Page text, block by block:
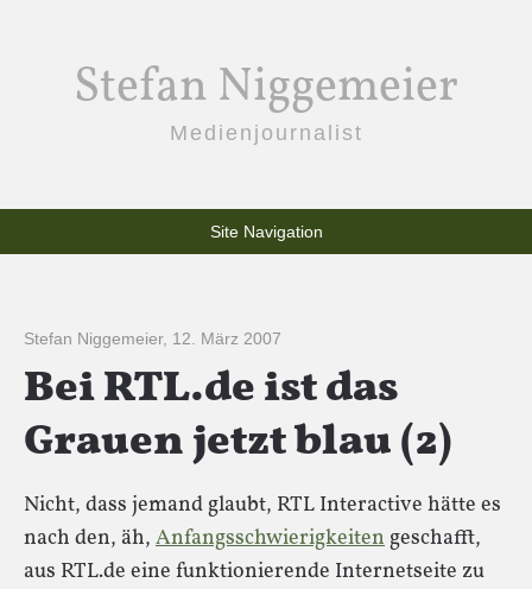
Stefan Niggemeier
Medienjournalist
Site Navigation
Stefan Niggemeier, 12. März 2007
Bei RTL.de ist das
Grauen jetzt blau (2)
Nicht, dass jemand glaubt, RTL Interactive hätte es
nach den, äh, Anfangsschwierigkeitengeschafft,
aus RTL.de eine funktionierende Internetseite zu